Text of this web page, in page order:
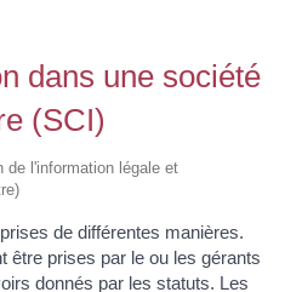
dans une société
(SCI)
de l'information légale et
de différentes manières.
être prises par le ou les gérants
donnés par les statuts. Les